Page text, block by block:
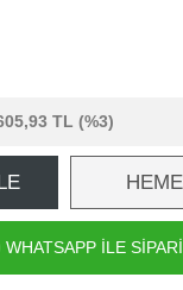
TL (%3)
WHATSAPP İLE